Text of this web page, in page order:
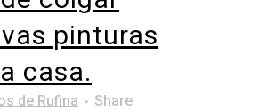
pinturas
casa.
de Rufina Share